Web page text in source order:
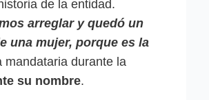
de la entidad.
arreglar y quedó un
una mujer, porque es la
mandataria durante la
su nombre.